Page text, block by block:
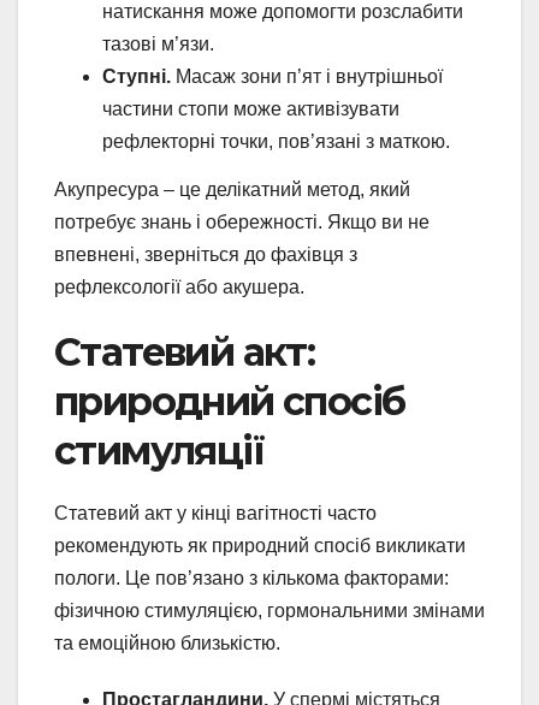
натискання може допомогти розслабити
тазові м’язи.
Ступні. Масаж зони п’ят і внутрішньої
частини стопи може активізувати
рефлекторні точки, пов’язані з маткою.
Акупресура – це делікатний метод, який
потребує знань і обережності. Якщо ви не
впевнені, зверніться до фахівця з
рефлексології або акушера.
Статевий акт:
природний спосіб
стимуляції
Статевий акт у кінці вагітності часто
рекомендують як природний спосіб викликати
пологи. Це пов’язано з кількома факторами:
фізичною стимуляцією, гормональними змінами
та емоційною близькістю.
Простагландини. У спермі містяться